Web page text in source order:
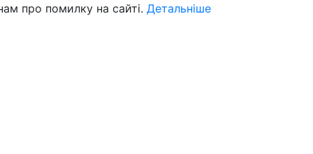
про помилку на сайті. Детальніше